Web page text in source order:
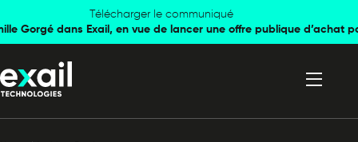
navigation
content
Télécharger le communiqué
Gorgé dans Exail, en vue de lancer une offre publique d’achat